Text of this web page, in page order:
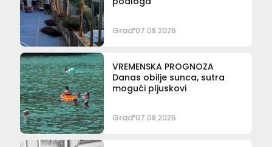
Grad 07.08.2026
VREMENSKA PROGNOZA
Danas obilje sunca, sutra
mogući pljuskovi
Grad 07.08.2026